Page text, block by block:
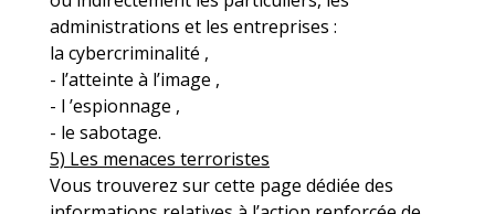
administrations et les entreprises :
la cybercriminalité ,
- l’atteinte à l’image ,
- l ’espionnage ,
- le sabotage.
5) Les menaces terroristes
Vous trouverez sur cette page dédiée des